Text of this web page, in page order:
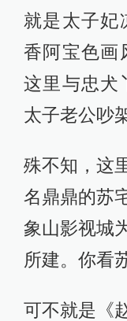
就是太子妃
香阿宝色画
这里与忠犬
太子老公吵
殊不知，这
名鼎鼎的苏
象山影视城
所建。你看
可不就是《